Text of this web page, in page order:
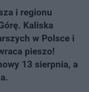
i regionu
Kaliska
w Polsce i
pieszo!
13 sierpnia, a